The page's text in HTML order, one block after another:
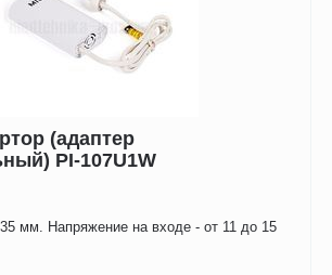
(адаптер
PI-107U1W
мм. Напряжение на входе - от 11 до 15